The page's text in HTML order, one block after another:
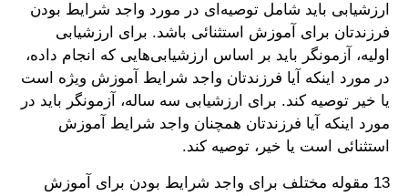
ارزشیابی باید شامل توصیه‌ای در مورد واجد شرایط بودن
فرزندتان برای آموزش استثنائی باشد. برای ارزشیابی
اولیه، آزمونگر باید بر اساس ارزشیابی‌هایی که انجام داده،
در مورد اینکه آیا فرزندتان واجد شرایط آموزش ویژه است
یا خیر توصیه کند. برای ارزشیابی سه ساله، آزمونگر باید در
مورد اینکه آیا فرزندتان همچنان واجد شرایط آموزش
استثنائی است یا خیر، توصیه کند.
13 مقوله مختلف برای واجد شرایط بودن برای آموزش